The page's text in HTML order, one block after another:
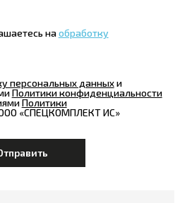
наобработку
персональных данныхи
Политики конфиденциальности
Политики
«СПЕЦКОМПЛЕКТ ИС»